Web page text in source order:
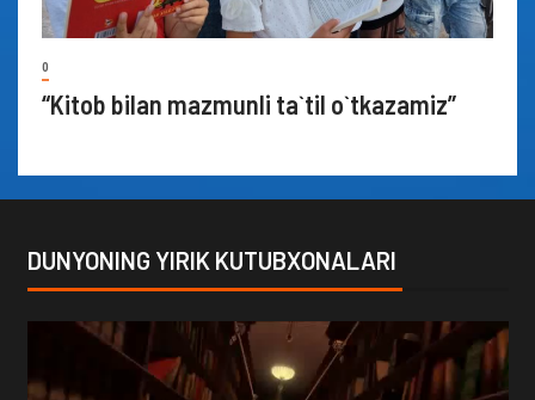
0
“Kitob bilan mazmunli ta`til o`tkazamiz”
DUNYONING YIRIK KUTUBXONALARI